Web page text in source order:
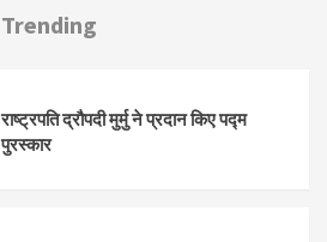
Trending
राष्ट्रपति द्रौपदी मुर्मु ने प्रदान किए पद्म
पुरस्कार